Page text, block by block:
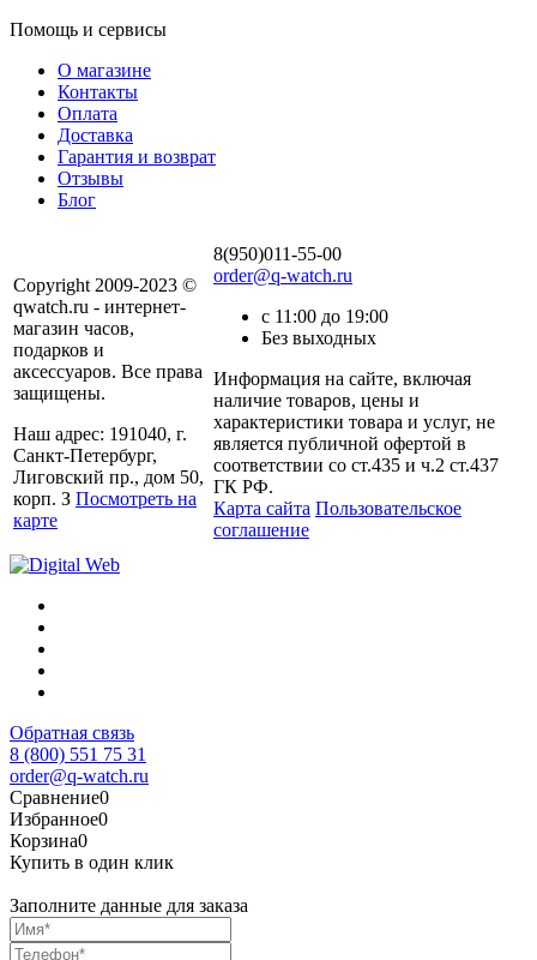
Помощь и сервисы
О магазине
Контакты
Оплата
Доставка
Гарантия и возврат
Отзывы
Блог
Copyright 2009-2023 ©
qwatch.ru - интернет-
магазин часов,
подарков и
аксессуаров. Все права
защищены.
Наш адрес: 191040, г.
Санкт-Петербург,
Лиговский пр., дом 50,
корп. З Посмотреть на
карте
8(950)011-55-00
order@q-watch.ru
с 11:00 до 19:00
Без выходных
Информация на сайте, включая
наличие товаров, цены и
характеристики товара и услуг, не
является публичной офертой в
соответствии со ст.435 и ч.2 ст.437
ГК РФ.
Карта сайта Пользовательское
соглашение
Обратная связь
8 (800) 551 75 31
order@q-watch.ru
Сравнение0
Избранное0
Корзина0
Купить в один клик
Заполните данные для заказа